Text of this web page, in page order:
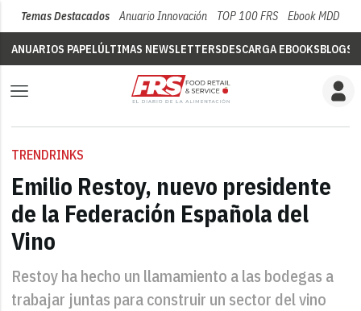
Temas Destacados Anuario Innovación TOP 100 FRS Ebook MDD
ANUARIOS PAPELÚLTIMAS NEWSLETTERSDESCARGA EBOOKSBLOGS
TRENDRINKS
Emilio Restoy, nuevo presidente
de la Federación Española del
Vino
Restoy ha hecho un llamamiento a las bodegas a
trabajar juntas para construir un sector del vino